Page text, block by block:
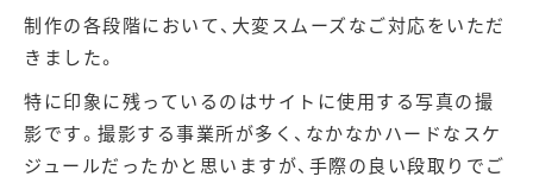
制作の各段階において、大変スムーズなご対応をいただ
きました。
特に印象に残っているのはサイトに使用する写真の撮
影です。撮影する事業所が多く、なかなかハードなスケ
ジュールだったかと思いますが、手際の良い段取りでご